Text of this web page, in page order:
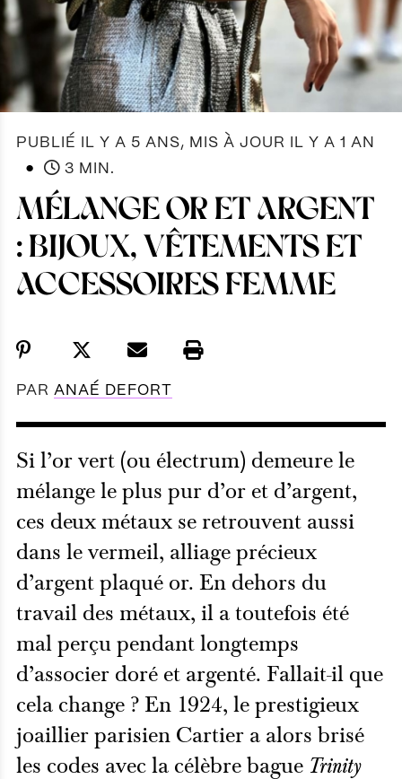
PUBLIÉ IL Y A 5 ANS, MIS À JOUR IL Y A 1 AN
●
3 MIN.
MÉLANGE OR ET ARGENT
: BIJOUX, VÊTEMENTS ET
ACCESSOIRES FEMME
PAR ANAÉ DEFORT
Si l’or vert (ou électrum) demeure le
mélange le plus pur d’or et d’argent,
ces deux métaux se retrouvent aussi
dans le vermeil, alliage précieux
d’argent plaqué or. En dehors du
travail des métaux, il a toutefois été
mal perçu pendant longtemps
d’associer doré et argenté. Fallait-il que
cela change ? En 1924, le prestigieux
joaillier parisien Cartier a alors brisé
les codes avec la célèbre bague Trinity